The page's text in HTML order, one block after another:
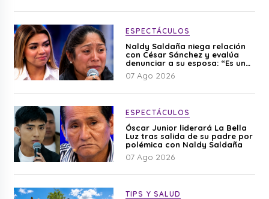
ESPECTÁCULOS
Naldy Saldaña niega relación
con César Sánchez y evalúa
denunciar a su esposa: “Es una
difamación”
07 Ago 2026
ESPECTÁCULOS
Óscar Junior liderará La Bella
Luz tras salida de su padre por
polémica con Naldy Saldaña
07 Ago 2026
TIPS Y SALUD